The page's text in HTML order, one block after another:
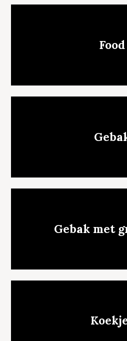
Food
Gebak met